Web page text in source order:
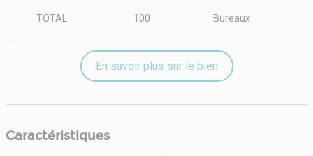
TOTAL 100 Bureaux
En savoir plus sur le bien
Caractéristiques